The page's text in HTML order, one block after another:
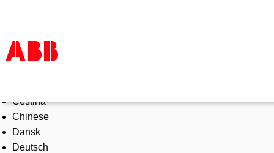
Products & Solutions
Industries
Services
About us
Čeština
Chinese
Dansk
Deutsch